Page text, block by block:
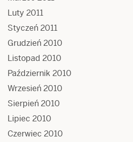
Luty 2011
Styczeń 2011
Grudzień 2010
Listopad 2010
Październik 2010
Wrzesień 2010
Sierpień 2010
Lipiec 2010
Czerwiec 2010